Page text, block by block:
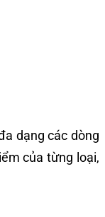
dạng các dòng
của từng loại,